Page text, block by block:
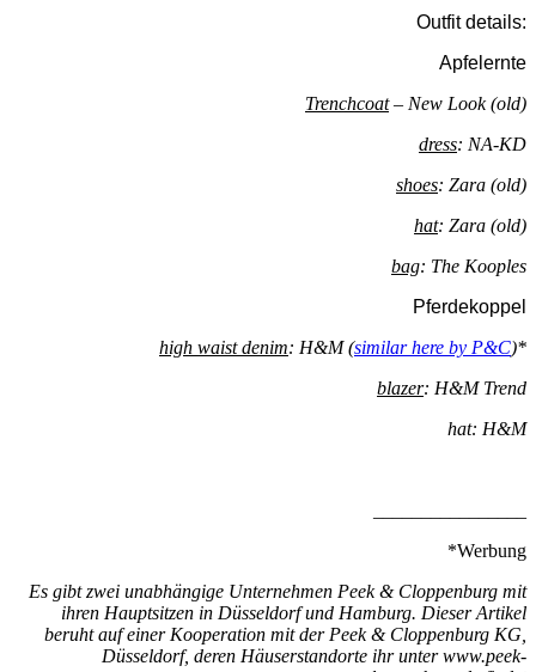
Outfit details:
Apfelernte
Trenchcoat– New Look (old)
dress: NA-KD
shoes: Zara (old)
hat: Zara (old)
bag: The Kooples
Pferdekoppel
high waist denim: H&M (similar here by P&C)*
blazer: H&M Trend
hat: H&M
*Werbung
Es gibt zwei unabhängige Unternehmen Peek & Cloppenburg mit
ihren Hauptsitzen in Düsseldorf und Hamburg. Dieser Artikel
beruht auf einer Kooperation mit der Peek & Cloppenburg KG,
Düsseldorf, deren Häuserstandorte ihr unter www.peek-